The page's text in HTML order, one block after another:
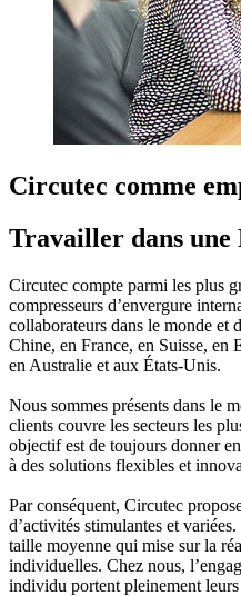
Circutec comme
Travailler dans une
Circutec compte parmi les plus
compresseurs d’envergure
collaborateurs dans le monde et
Chine, en France, en Suisse, en
en Australie et aux États-Unis.
Nous sommes présents dans le
clients couvre les secteurs les
objectif est de toujours donner
à des solutions flexibles et
Par conséquent, Circutec
d’activités stimulantes et
taille moyenne qui mise sur la
individuelles. Chez nous,
individu portent pleinement